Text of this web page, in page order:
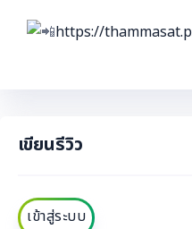
https://
เขียนรีวิว
เข้าสู่ระบบ